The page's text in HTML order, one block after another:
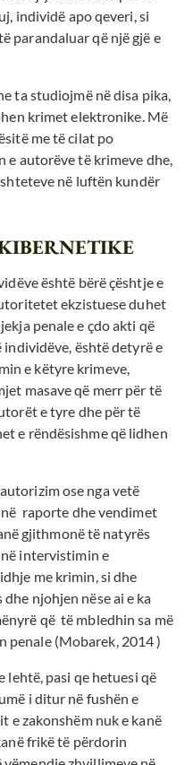
individë apo qeveri, si
parandaluar që një gjë e
ta studiojmë në disa pika,
krimet elektronike. Më
me të cilat po
autorëve të krimeve dhe,
në luftën kundër
është bërë çështje e
ekzistuese duhet
penale e çdo akti që
është detyrë e
e këtyre krimeve,
masave që merr për të
e tyre dhe për të
e rëndësishme që lidhen
ose nga vetë
raporte dhe vendimet
gjithmonë të natyrës
intervistimin e
me krimin, si dhe
njohjen nëse ai e ka
që të mbledhin sa më
penale (Mobarek, 2014 )
lehtë, pasi qe hetuesi që
i ditur në fushën e
zakonshëm nuk e kanë
frikë të përdorin